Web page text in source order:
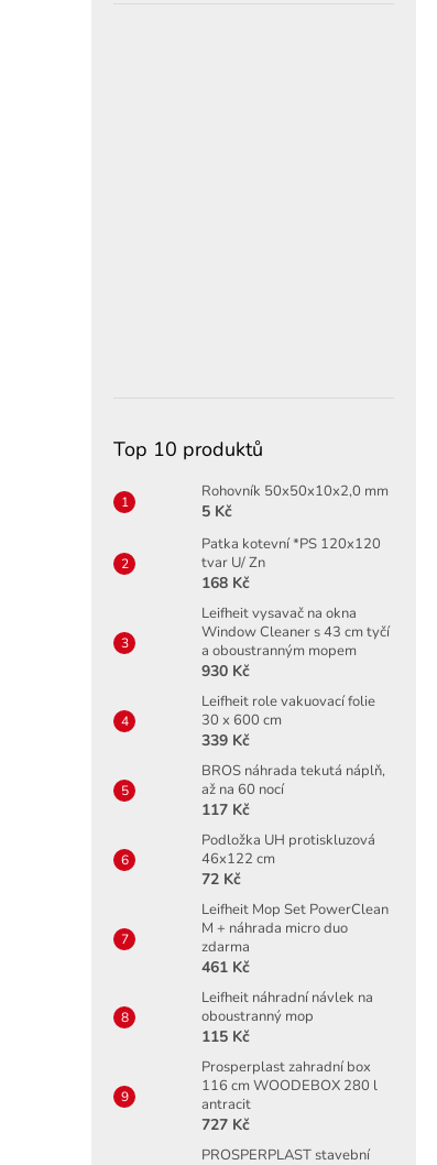
Top 10 produktů
Rohovník 50x50x10x2,0 mm
5 Kč
Patka kotevní *PS 120x120
tvar U/ Zn
168 Kč
Leifheit vysavač na okna
Window Cleaner s 43 cm tyčí
a oboustranným mopem
930 Kč
Leifheit role vakuovací folie
30 x 600 cm
339 Kč
BROS náhrada tekutá náplň,
až na 60 nocí
117 Kč
Podložka UH protiskluzová
46x122 cm
72 Kč
Leifheit Mop Set PowerClean
M + náhrada micro duo
zdarma
461 Kč
Leifheit náhradní návlek na
oboustranný mop
115 Kč
Prosperplast zahradní box
116 cm WOODEBOX 280 l
antracit
727 Kč
PROSPERPLAST stavební